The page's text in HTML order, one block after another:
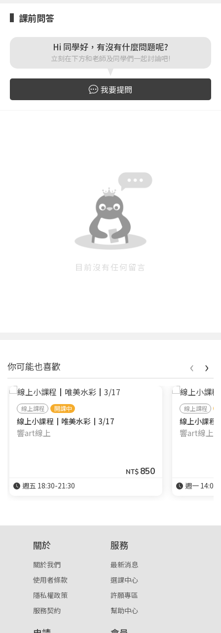
或 或
按下註冊即代表你同意我們的使用者條款
課前問答
Hi 同學好，有沒有什麼問題呢?
立刻在下方和老師及同學們一起討論吧!
我要提問
目前沒有任何留言
你可能也喜歡
線上課程 開課中
線上小課程┃唯美水彩┃3/17
響art線上
NT$ 850
週五 18:30-21:30
線上課程
線上小課
響art線上
週一
‹ ›
關於
關於我們
使用者條款
隱私權政策
服務契約
服務
最新消息
選課中心
許願專區
幫助中心